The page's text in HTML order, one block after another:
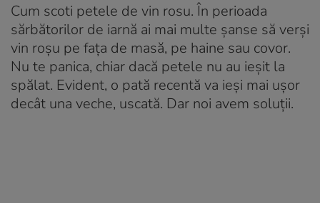
Cum scoti petele de vin rosu. În perioada
sărbătorilor de iarnă ai mai multe șanse să verși
vin roșu pe fața de masă, pe haine sau covor.
Nu te panica, chiar dacă petele nu au ieșit la
spălat. Evident, o pată recentă va ieși mai ușor
decât una veche, uscată. Dar noi avem soluții.